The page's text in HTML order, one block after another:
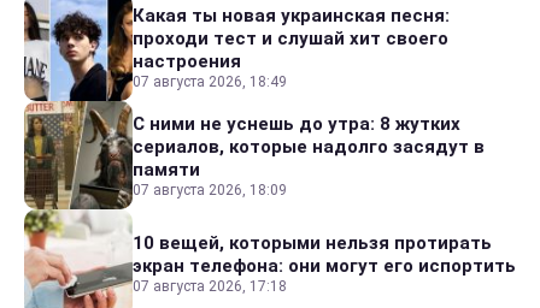
Какая ты новая украинская песня:
проходи тест и слушай хит своего
настроения
07 августа 2026, 18:49
С ними не уснешь до утра: 8 жутких
сериалов, которые надолго засядут в
памяти
07 августа 2026, 18:09
10 вещей, которыми нельзя протирать
экран телефона: они могут его испортить
07 августа 2026, 17:18